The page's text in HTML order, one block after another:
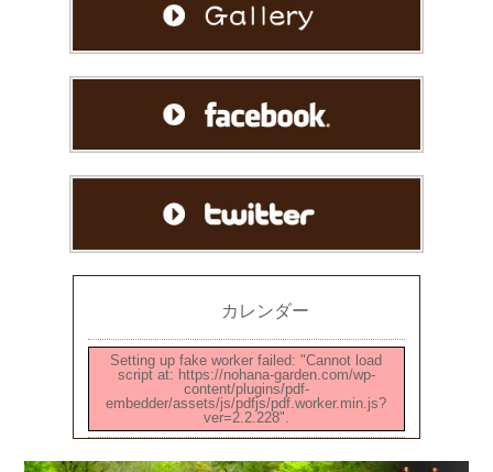
カレンダー
Setting up fake worker failed: "Cannot load
script at: https://nohana-garden.com/wp-
content/plugins/pdf-
embedder/assets/js/pdfjs/pdf.worker.min.js?
ver=2.2.228".